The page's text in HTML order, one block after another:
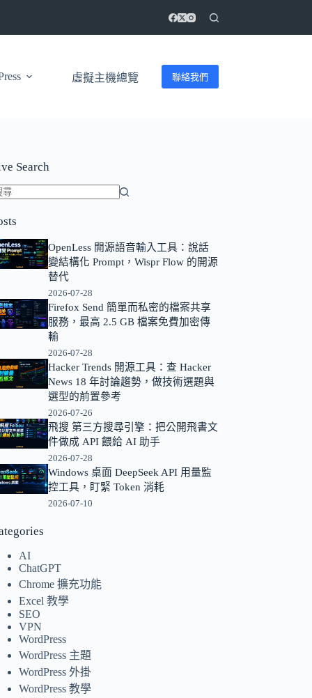
虛擬主機總覽 聯絡我們
Search
OpenLess 開源語音輸入工具：說話
變結構化 Prompt，Wispr Flow 的開源
替代
2026-07-28
Firefox Send 簡單而私密的檔案共享
服務，最高 2.5 GB 檔案免費加密傳
輸
2026-07-28
Hacker Trends 開源工具：查 Hacker
News 18 年討論趨勢，做技術選題與
選型的前置參考
2026-07-26
飛搜 第三方搜尋引擎：把公開飛書文
件做成 API 餵給 AI 助手
2026-07-28
Windows 桌面 DeepSeek API 用量監
控工具，盯緊 Token 消耗
2026-07-10
AI
ChatGPT
Chrome 擴充功能
Excel 教學
SEO
VPN
WordPress
WordPress 主題
WordPress 外掛
WordPress 教學